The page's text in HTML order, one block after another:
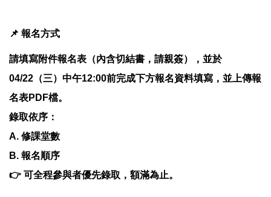
📌 報名方式
請填寫附件報名表（內含切結書，請親簽），並於
04/22（三）中午12:00前完成下方報名資料填寫，並上傳報
名表PDF檔。
錄取依序：
A. 修課堂數
B. 報名順序
👉 可全程參與者優先錄取，額滿為止。